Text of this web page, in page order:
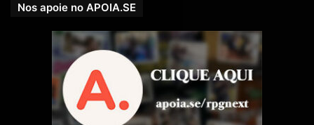
https://bit.ly/boletim-informativo-rpg-next
Nos apoie no APOIA.SE